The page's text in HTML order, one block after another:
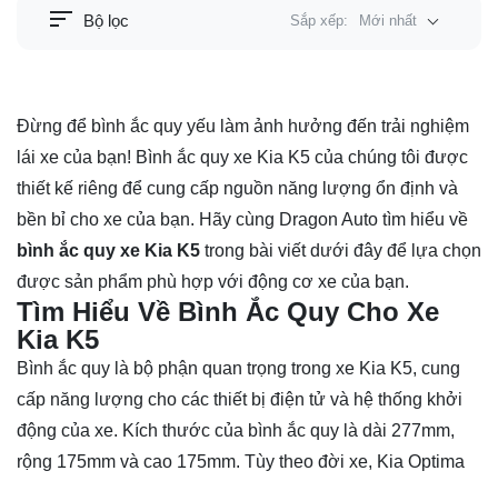
Bộ lọc Sắp xếp: Mới nhất
Đừng để bình ắc quy yếu làm ảnh hưởng đến trải nghiệm
lái xe của bạn! Bình ắc quy xe Kia K5 của chúng tôi được
thiết kế riêng để cung cấp nguồn năng lượng ổn định và
bền bỉ cho xe của bạn. Hãy cùng Dragon Auto tìm hiểu về
bình ắc quy xe Kia K5 trong bài viết dưới đây để lựa chọn
được sản phẩm phù hợp với động cơ xe của bạn.
Tìm Hiểu Về Bình Ắc Quy Cho Xe
Kia K5
Bình ắc quy là bộ phận quan trọng trong xe Kia K5, cung
cấp năng lượng cho các thiết bị điện tử và hệ thống khởi
động của xe. Kích thước của bình ắc quy là dài 277mm,
rộng 175mm và cao 175mm. Tùy theo đời xe, Kia Optima